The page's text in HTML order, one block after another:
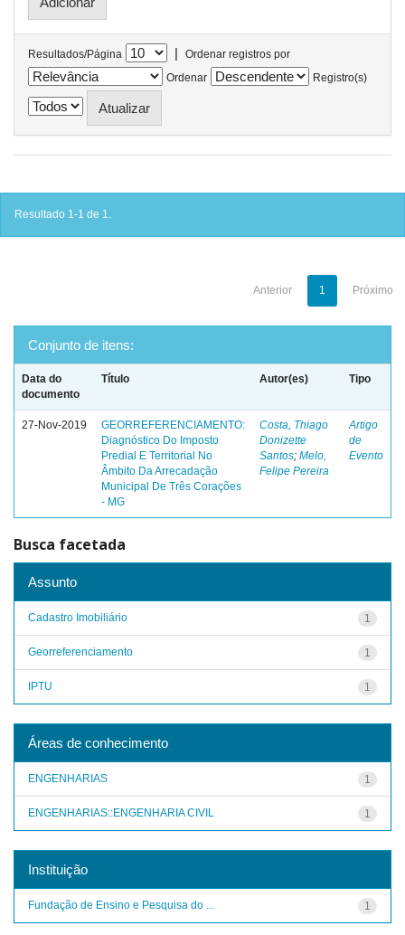
Resultados/Página |
Ordenar registros por
Ordenar
Registro(s)
Resultado 1-1 de 1.
Anterior 1 Próximo
Conjunto de itens:
Data do
documento
Título Autor(es) Tipo
27-Nov-2019
GEORREFERENCIAMENTO:
Diagnóstico Do Imposto
Predial E Territorial No
Âmbito Da Arrecadação
Municipal De Três Corações
- MG
Costa, Thiago
Donizette
Santos; Melo,
Felipe Pereira
Artigo
de
Evento
Busca facetada
Assunto
1
Cadastro Imobiliário
1
Georreferenciamento
1
IPTU
Áreas de conhecimento
1
ENGENHARIAS
1
ENGENHARIAS::ENGENHARIA CIVIL
Instituição
1
Fundação de Ensino e Pesquisa do ...